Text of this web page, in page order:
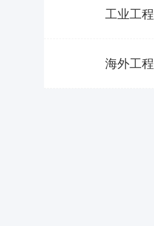
工业工程
海外工程